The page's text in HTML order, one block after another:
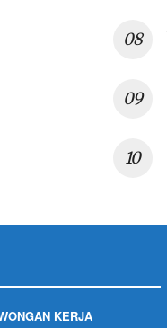
KERJA